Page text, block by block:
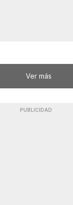
Ver más
PUBLICIDAD